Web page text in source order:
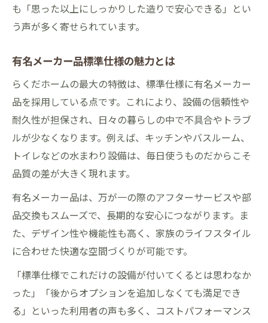
も「思った以上にしっかりした造りで安心できる」とい
う声が多く寄せられています。
有名メーカー品標準仕様の魅力とは
らくだホームの最大の特徴は、標準仕様に有名メーカー
品を採用している点です。これにより、設備の信頼性や
耐久性が担保され、日々の暮らしの中で不具合やトラブ
ルが少なくなります。例えば、キッチンやバスルーム、
トイレなどの水まわり設備は、毎日使うものだからこそ
品質の差が大きく現れます。
有名メーカー品は、万が一の際のアフターサービスや部
品交換もスムーズで、長期的な安心につながります。ま
た、デザイン性や機能性も高く、家族のライフスタイル
に合わせた快適な空間づくりが可能です。
「標準仕様でこれだけの設備が付いてくるとは思わなか
った」「後からオプションを追加しなくても満足でき
る」といった利用者の声も多く、コストパフォーマンス